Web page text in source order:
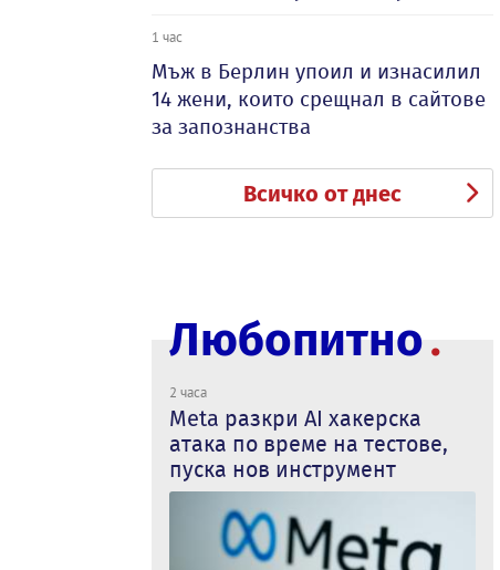
1 час
Мъж в Берлин упоил и изнасилил
14 жени, които срещнал в сайтове
за запознанства
Всичко от днес
Любопитно
2 часа
Meta разкри AI хакерска
атака по време на тестове,
пуска нов инструмент